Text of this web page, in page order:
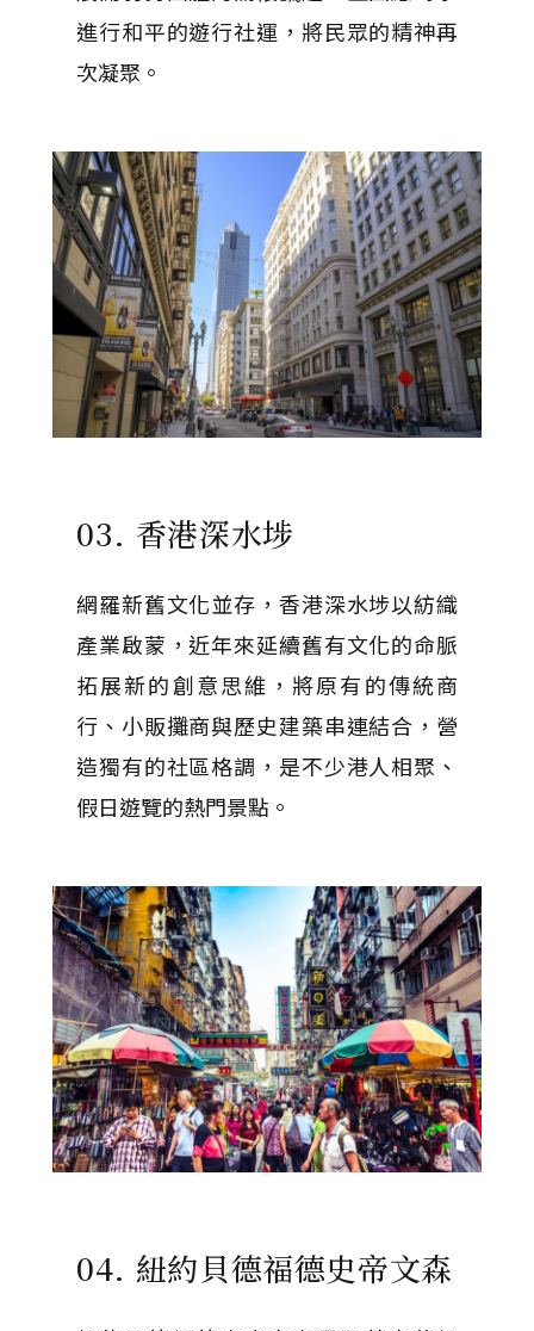
進行和平的遊行社運，將民眾的精神再
次凝聚。
03. 香港深水埗
網羅新舊文化並存，香港深水埗以紡織
產業啟蒙，近年來延續舊有文化的命脈
拓展新的創意思維，將原有的傳統商
行、小販攤商與歷史建築串連結合，營
造獨有的社區格調，是不少港人相聚、
假日遊覽的熱門景點。
04. 紐約貝德福德史帝文森